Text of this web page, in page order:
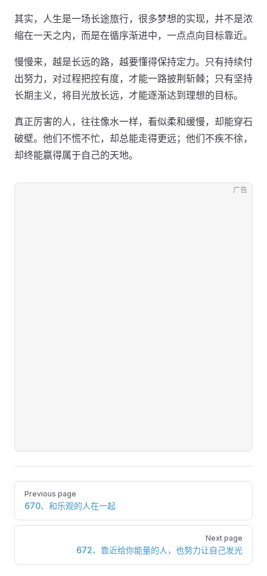
其实，人生是一场长途旅行，很多梦想的实现，并不是浓
缩在一天之内，而是在循序渐进中，一点点向目标靠近。
慢慢来，越是长远的路，越要懂得保持定力。只有持续付
出努力，对过程把控有度，才能一路披荆斩棘；只有坚持
长期主义，将目光放长远，才能逐渐达到理想的目标。
真正厉害的人，往往像水一样，看似柔和缓慢，却能穿石
破壁。他们不慌不忙，却总能走得更远；他们不疾不徐，
却终能赢得属于自己的天地。
广告
Pager
Previous page
670、和乐观的人在一起
Next page
672、靠近给你能量的人，也努力让自己发光